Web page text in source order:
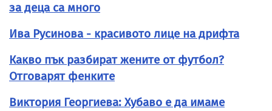
за деца са много
Ива Русинова - красивото лице на дрифта
Какво пък разбират жените от футбол?
Отговарят фенките
Виктория Георгиева: Хубаво е да имаме